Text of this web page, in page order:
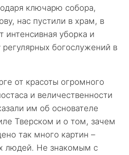
ключарю собора,
нас пустили в храм, в
интенсивная уборка и
регулярных богослужений в
от красоты огромного
и величественности
им об основателе
Тверском и о том, зачем
так много картин –
людей. Не знакомым с